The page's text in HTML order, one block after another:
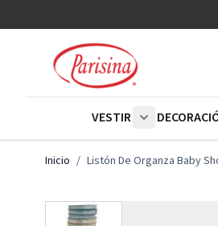
VESTIR
Inicio / Listón De Organza Baby